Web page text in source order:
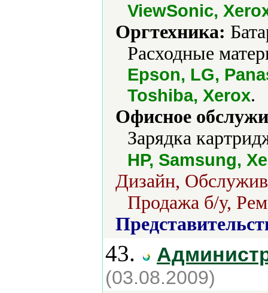
ViewSonic,
Оргтехника:
Расходные
Epson, LG,
Toshiba, Xerox.
Офисное
Зарядка
HP, Samsung,
Дизайн,
Продажа б/у,
43.
(03.08.2009)